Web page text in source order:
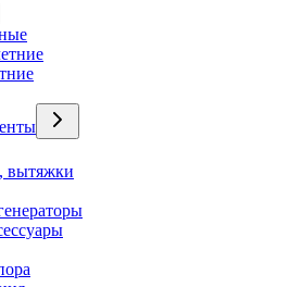
вытяжки